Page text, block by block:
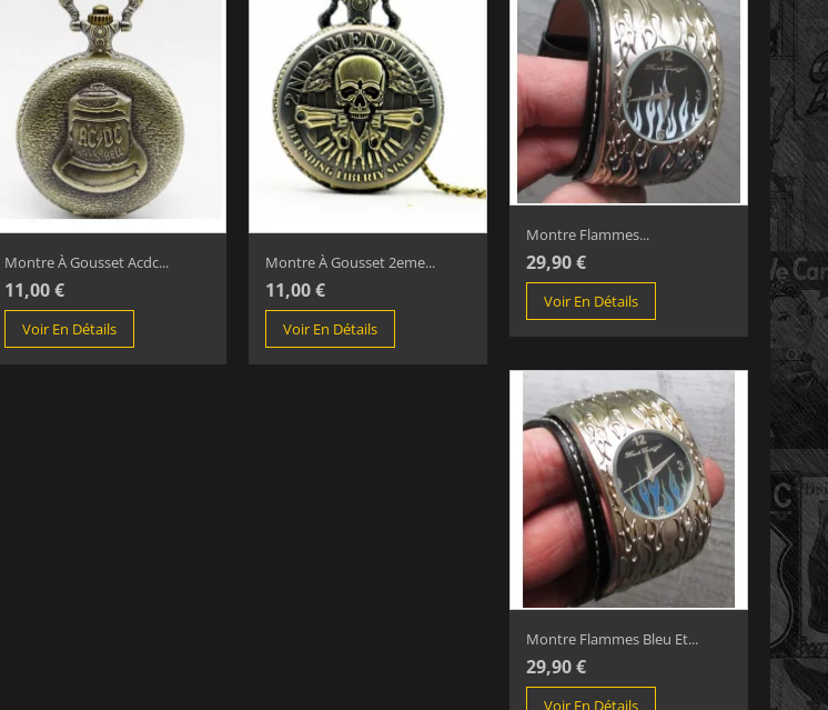
Montre À Gousset Acdc...
11,00 €
Voir En Détails
Montre À Gousset 2eme...
11,00 €
Voir En Détails
Montre Flammes...
29,90 €
Voir En Détails
Montre Flammes Bleu Et...
29,90 €
Voir En Détails